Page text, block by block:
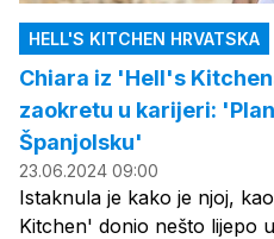
HELL'S KITCHEN HRVATSKA
Chiara iz 'Hell's
zaokretu u karijeri:
Španjolsku'
23.06.2024 09:00
Istaknula je kako je njoj,
Kitchen' donio nešto lijepo